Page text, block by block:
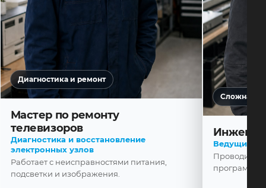
Диагностика и ремонт
Мастер по ремонту
телевизоров
Диагностика и восстановление
электронных узлов
Работает с неисправностями питания,
подсветки и изображения.
Сложная
Ведущий
Проводит